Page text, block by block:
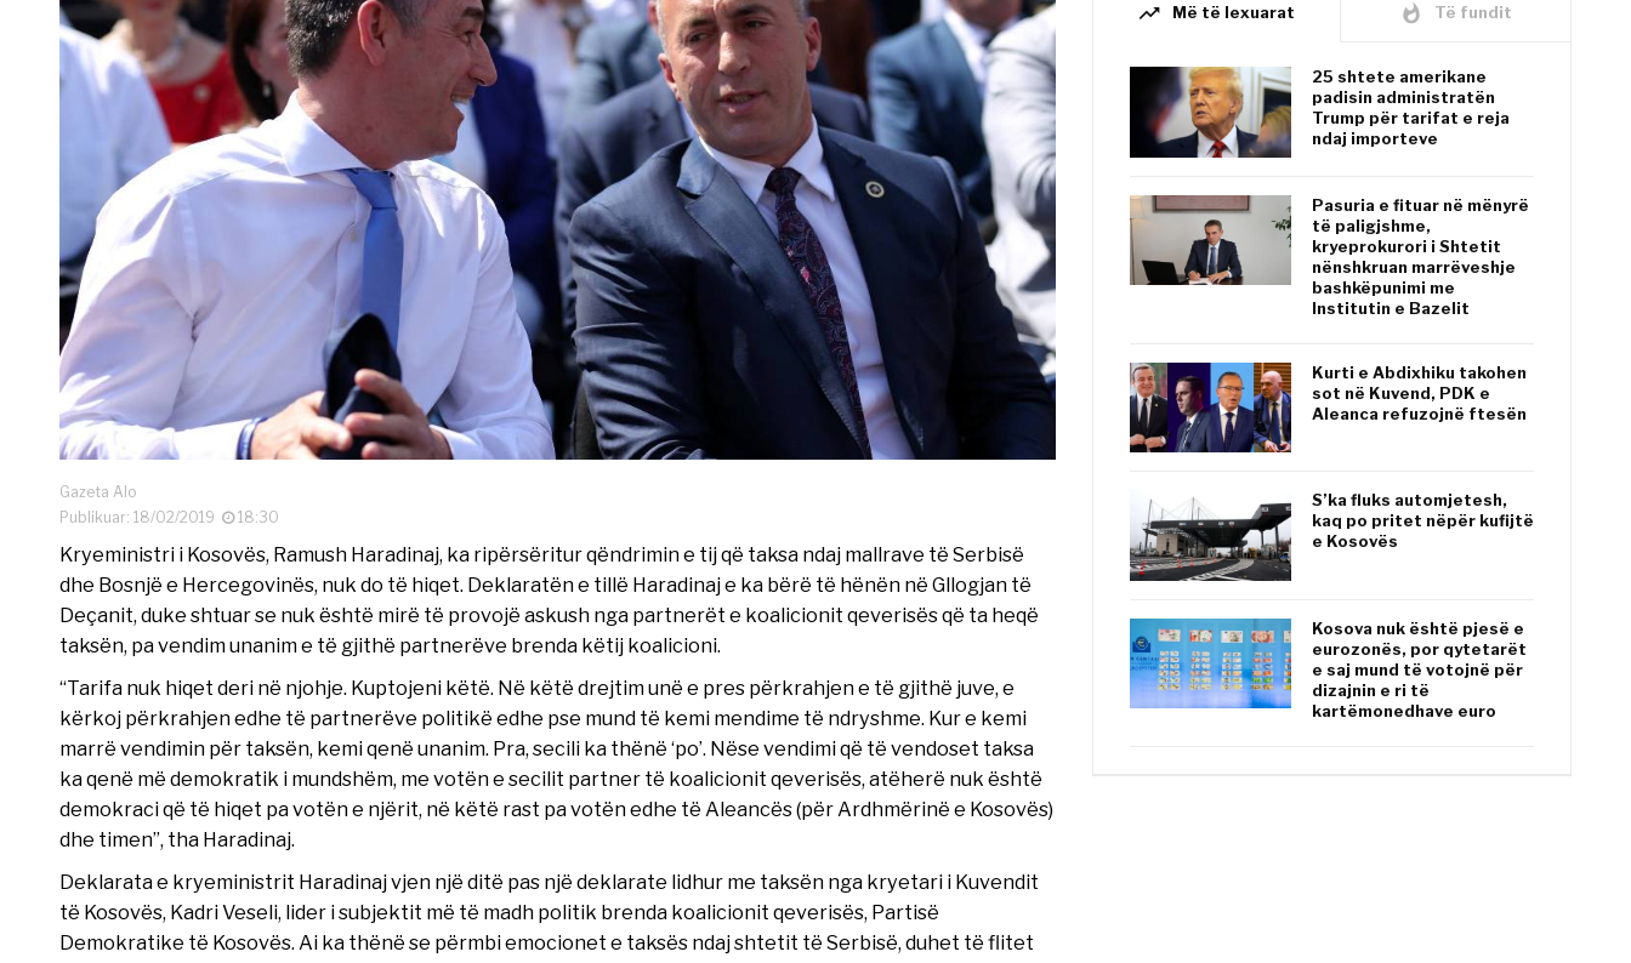
Gazeta Alo
Publikuar: 18/02/2019
18:30
Kryeministri i Kosovës, Ramush Haradinaj, ka ripërsëritur qëndrimin e tij që taksa ndaj mallrave të Serbisë
dhe Bosnjë e Hercegovinës, nuk do të hiqet. Deklaratën e tillë Haradinaj e ka bërë të hënën në Gllogjan të
Deçanit, duke shtuar se nuk është mirë të provojë askush nga partnerët e koalicionit qeverisës që ta heqë
taksën, pa vendim unanim e të gjithë partnerëve brenda këtij koalicioni.
“Tarifa nuk hiqet deri në njohje. Kuptojeni këtë. Në këtë drejtim unë e pres përkrahjen e të gjithë juve, e
kërkoj përkrahjen edhe të partnerëve politikë edhe pse mund të kemi mendime të ndryshme. Kur e kemi
marrë vendimin për taksën, kemi qenë unanim. Pra, secili ka thënë ‘po’. Nëse vendimi që të vendoset taksa
ka qenë më demokratik i mundshëm, me votën e secilit partner të koalicionit qeverisës, atëherë nuk është
demokraci që të hiqet pa votën e njërit, në këtë rast pa votën edhe të Aleancës (për Ardhmërinë e Kosovës)
dhe timen”, tha Haradinaj.
Deklarata e kryeministrit Haradinaj vjen një ditë pas një deklarate lidhur me taksën nga kryetari i Kuvendit
të Kosovës, Kadri Veseli, lider i subjektit më të madh politik brenda koalicionit qeverisës, Partisë
Demokratike të Kosovës. Ai ka thënë se përmbi emocionet e taksës ndaj shtetit të Serbisë, duhet të flitet
trending_up Më të lexuarat whatshot Të fundit
25 shtete amerikane
padisin administratën
Trump për tarifat e reja
ndaj importeve
Pasuria e fituar në mënyrë
të paligjshme,
kryeprokurori i Shtetit
nënshkruan marrëveshje
bashkëpunimi me
Institutin e Bazelit
Kurti e Abdixhiku takohen
sot në Kuvend, PDK e
Aleanca refuzojnë ftesën
S’ka fluks automjetesh,
kaq po pritet nëpër kufijtë
e Kosovës
Kosova nuk është pjesë e
eurozonës, por qytetarët
e saj mund të votojnë për
dizajnin e ri të
kartëmonedhave euro